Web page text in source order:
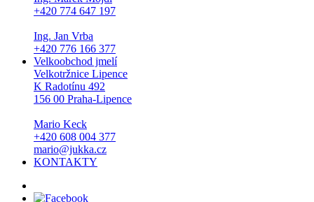
+420 774 647 197
Ing. Jan Vrba
+420 776 166 377
Velkoobchod jmelí
Velkotržnice Lipence
K Radotínu 492
156 00 Praha-Lipence
Mario Keck
+420 608 004 377
mario@jukka.cz
KONTAKTY